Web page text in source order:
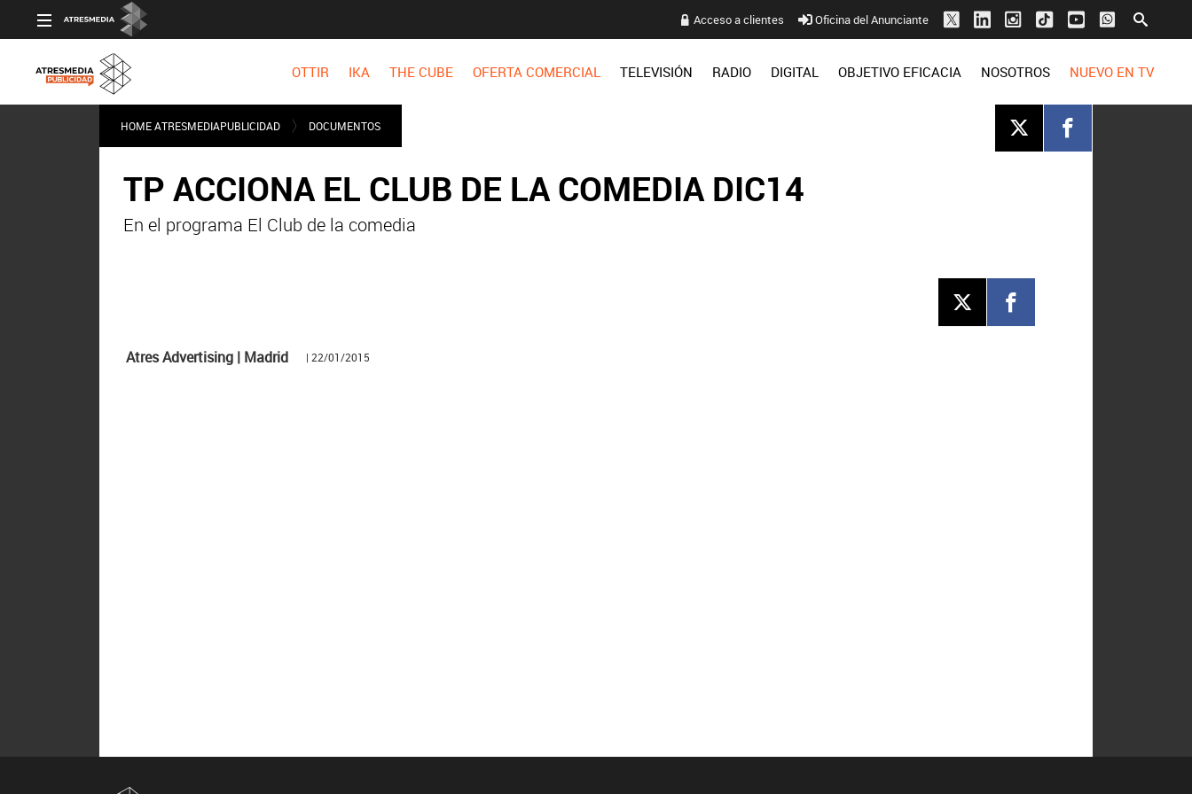
Acceso a clientes Oficina del Anunciante
OTTIR IKA THE CUBE OFERTA COMERCIAL TELEVISIÓN RADIO DIGITAL OBJETIVO EFICACIA NOSOTROS NUEVO EN TV
HOME ATRESMEDIAPUBLICIDAD DOCUMENTOS
TP ACCIONA EL CLUB DE LA COMEDIA DIC14
En el programa El Club de la comedia
Atres Advertising | Madrid | 22/01/2015